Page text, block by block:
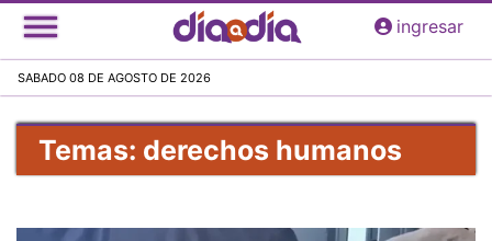
Pasar
al
principal
ingresar
SABADO 08 DE AGOSTO DE 2026
Temas: derechos humanos